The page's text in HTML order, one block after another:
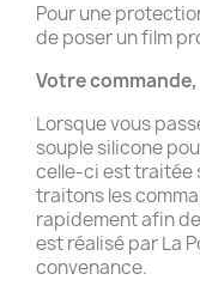
Pour une
de poser un film
Votre
Lorsque vous
souple silicone
celle-ci est traitée
traitons les
rapidement afin
est réalisé par La
convenance.